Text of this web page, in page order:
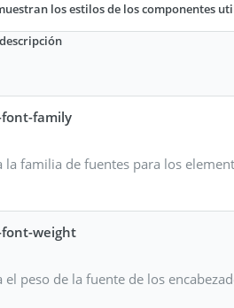
los estilos de los componentes
family
la familia de fuentes para los
weight
el peso de la fuente de los